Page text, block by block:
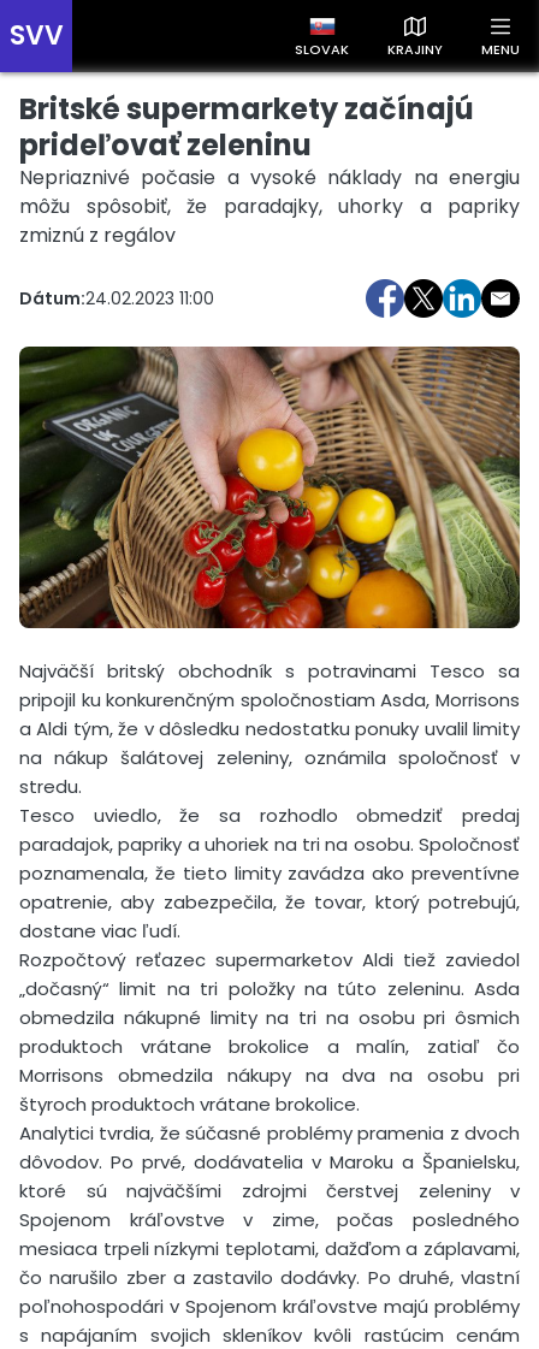
SVV SLOVAK KRAJINY MENU
Prehľad správ podľa krajín
Zobrazte si správy rozdelené podľa krajín a získajte rýchly
prehľad o dianí vo svete.
Slovensko Česko Maďarsko
Britské supermarkety začínajú
prideľovať zeleninu
Nepriaznivé počasie a vysoké náklady na energiu
môžu spôsobiť, že paradajky, uhorky a papriky
zmiznú z regálov
Dátum:24.02.2023 11:00
Najväčší britský obchodník s potravinami Tesco sa
pripojil ku konkurenčným spoločnostiam Asda, Morrisons
a Aldi tým, že v dôsledku nedostatku ponuky uvalil limity
na nákup šalátovej zeleniny, oznámila spoločnosť v
stredu.
Tesco uviedlo, že sa rozhodlo obmedziť predaj
paradajok, papriky a uhoriek na tri na osobu. Spoločnosť
poznamenala, že tieto limity zavádza ako preventívne
opatrenie, aby zabezpečila, že tovar, ktorý potrebujú,
dostane viac ľudí.
Rozpočtový reťazec supermarketov Aldi tiež zaviedol
„dočasný“ limit na tri položky na túto zeleninu. Asda
obmedzila nákupné limity na tri na osobu pri ôsmich
produktoch vrátane brokolice a malín, zatiaľ čo
Morrisons obmedzila nákupy na dva na osobu pri
štyroch produktoch vrátane brokolice.
Analytici tvrdia, že súčasné problémy pramenia z dvoch
dôvodov. Po prvé, dodávatelia v Maroku a Španielsku,
ktoré sú najväčšími zdrojmi čerstvej zeleniny v
Spojenom kráľovstve v zime, počas posledného
mesiaca trpeli nízkymi teplotami, dažďom a záplavami,
čo narušilo zber a zastavilo dodávky. Po druhé, vlastní
poľnohospodári v Spojenom kráľovstve majú problémy
s napájaním svojich skleníkov kvôli rastúcim cenám